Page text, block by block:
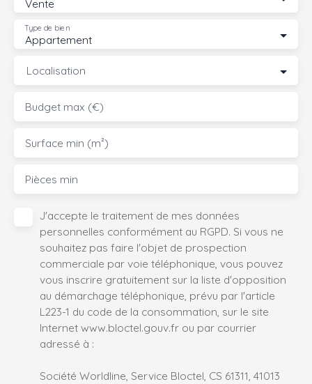
Vente
Appartement
Type de bien
Localisation
Budget max (€)
Surface min (m²)
Pièces min
J'accepte le traitement de mes données
personnelles conformément au RGPD. Si vous ne
souhaitez pas faire l'objet de prospection
commerciale par voie téléphonique, vous pouvez
vous inscrire gratuitement sur la liste d'opposition
au démarchage téléphonique, prévu par l'article
L223-1 du code de la consommation, sur le site
Internet www.bloctel.gouv.fr ou par courrier
adressé à :
Société Worldline, Service Bloctel, CS 61311, 41013